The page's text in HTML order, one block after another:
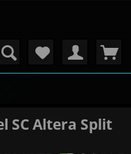
SC Altera Split